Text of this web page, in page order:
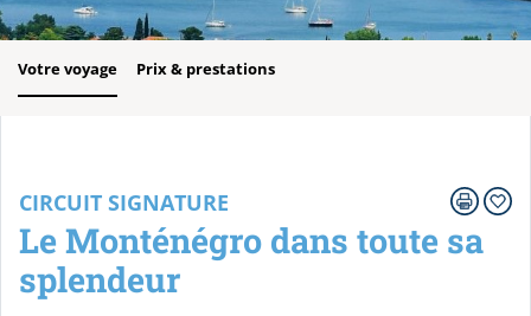
Votre voyage Prix & prestations
CIRCUIT SIGNATURE
Le Monténégro dans toute sa
splendeur